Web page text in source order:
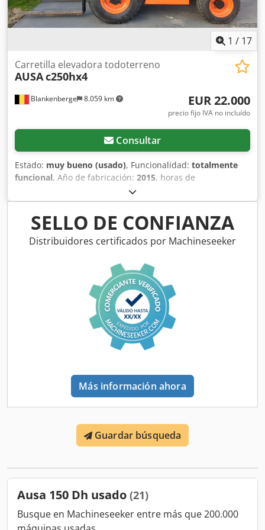
1 / 17
Blankenberge 8.059 km
Carretilla elevadora todoterreno
AUSAc250hx4
EUR 22.000
precio fijo IVA no incluído
Consultar
Estado: muy bueno (usado), Funcionalidad: totalmente
funcional, Año de fabricación: 2015, horas de
, Equipamiento:
lateral, horquillas para palés, carretilla todoterreno Ausa
en buen estado, año 2015, 870 horas de uso,
desplazamiento lateral, neumáticos traseros nuevos
Chedpfxex Dcqde Afnja
SELLO DE CONFIANZA
Distribuidores certificados por Machineseeker
Más información ahora
Guardar búsqueda
Ausa 150 Dh usado (21)
Busque en Machineseeker entre más que 200.000